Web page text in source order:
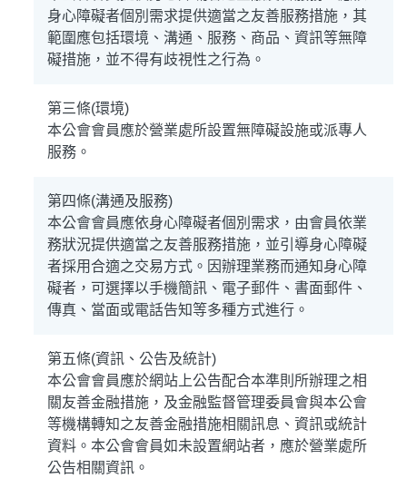
身心障礙者個別需求提供適當之友善服務措施，其
範圍應包括環境、溝通、服務、商品、資訊等無障
礙措施，並不得有歧視性之行為。
第三條(環境)
本公會會員應於營業處所設置無障礙設施或派專人
服務。
第四條(溝通及服務)
本公會會員應依身心障礙者個別需求，由會員依業
務狀況提供適當之友善服務措施，並引導身心障礙
者採用合適之交易方式。因辦理業務而通知身心障
礙者，可選擇以手機簡訊、電子郵件、書面郵件、
傳真、當面或電話告知等多種方式進行。
第五條(資訊、公告及統計)
本公會會員應於網站上公告配合本準則所辦理之相
關友善金融措施，及金融監督管理委員會與本公會
等機構轉知之友善金融措施相關訊息、資訊或統計
資料。本公會會員如未設置網站者，應於營業處所
公告相關資訊。